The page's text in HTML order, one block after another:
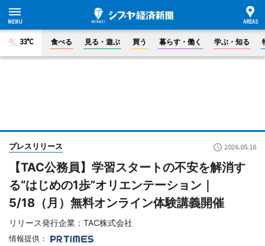
33°C 食べる 見る・遊ぶ 買う 暮らす・働く 学ぶ・知る
プレスリリース 2026.05.16
【TAC公務員】学習スタートの不安を解消す
る“はじめの1歩”オリエンテーション｜
5/18（月）無料オンライン体験講義開催
リリース発行企業：TAC株式会社
情報提供：